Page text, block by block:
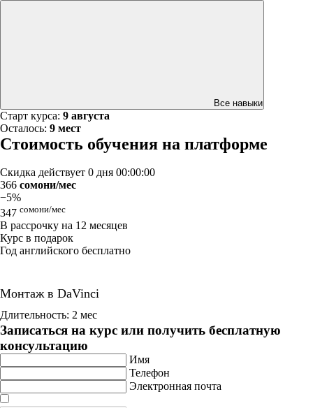
Все навыки
Старт курса: 9 августа
Осталось: 9 мест
Стоимость обучения на платформе
Скидка действует 0 дня 00:00:00
366 сомони/мес
−5%
347 сомони/мес
В рассрочку на 12 месяцев
Курс в подарок
Год английского бесплатно
Монтаж в DaVinci
Длительность: 2 мес
Записаться на курс или получить бесплатную
консультацию
Имя
Телефон
Электронная почта